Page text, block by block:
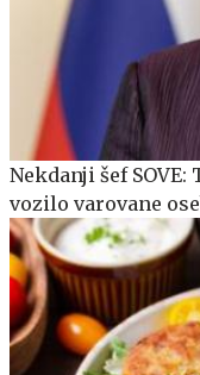
Nekdanji šef
vozilo varovane